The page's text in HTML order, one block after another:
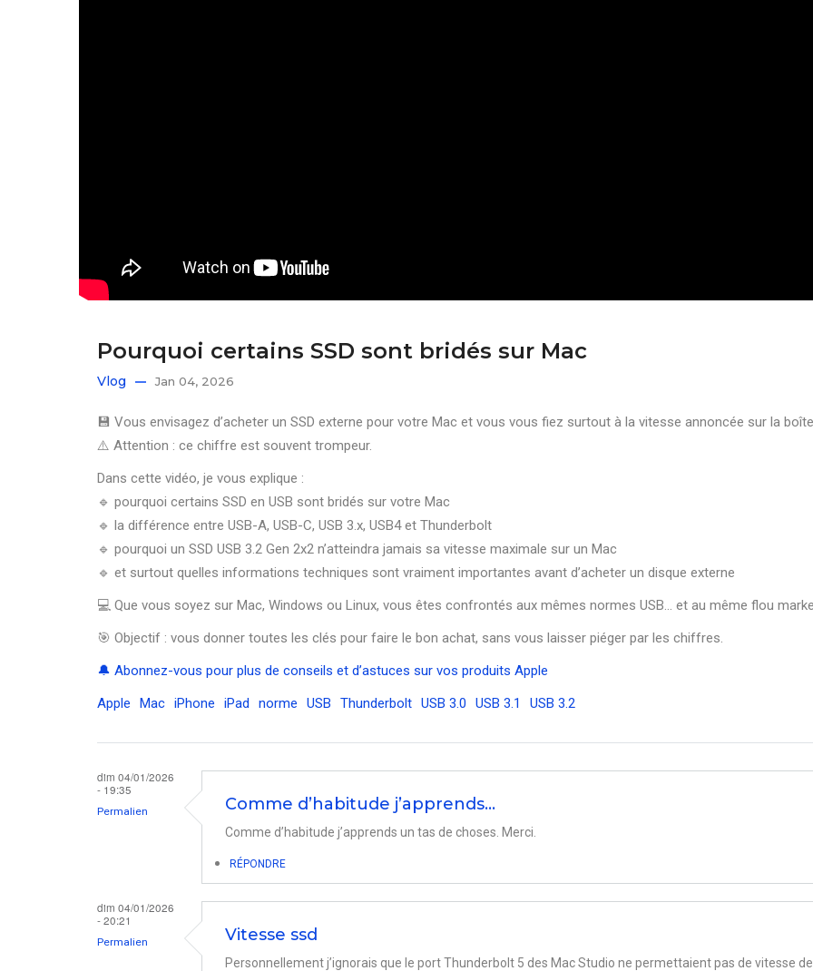
Pourquoi certains SSD sont bridés sur Mac
Vlog Jan 04, 2026
💾 Vous envisagez d’acheter un SSD externe pour votre Mac et vous vous fiez surtout à la vitesse annoncée sur la
⚠️ Attention : ce chiffre est souvent trompeur.
Dans cette vidéo, je vous explique :
🔹 pourquoi certains SSD en USB sont bridés sur votre Mac
🔹 la différence entre USB-A, USB-C, USB 3.x, USB4 et Thunderbolt
🔹 pourquoi un SSD USB 3.2 Gen 2x2 n’atteindra jamais sa vitesse maximale sur un Mac
🔹 et surtout quelles informations techniques sont vraiment importantes avant d’acheter un disque externe
💻 Que vous soyez sur Mac, Windows ou Linux, vous êtes confrontés aux mêmes normes USB… et au même flou
🎯 Objectif : vous donner toutes les clés pour faire le bon achat, sans vous laisser piéger par les chiffres.
🔔 Abonnez-vous pour plus de conseils et d’astuces sur vos produits Apple
Apple
Mac iPhone iPad norme USB Thunderbolt USB 3.0 USB 3.1 USB 3.2
dim 04/01/2026
- 19:35
Permalien Comme d’habitude j’apprends…
Comme d’habitude j’apprends un tas de choses. Merci.
RÉPONDRE
dim 04/01/2026
- 20:21
Permalien Vitesse ssd
Personnellement j’ignorais que le port Thunderbolt 5 des Mac Studio ne permettaient pas de vitesse